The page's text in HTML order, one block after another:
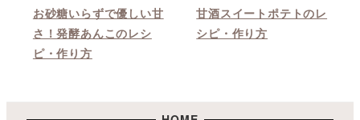
お砂糖いらずで優しい甘
さ！発酵あんこのレシ
ピ・作り方
甘酒スイートポテトのレ
シピ・作り方